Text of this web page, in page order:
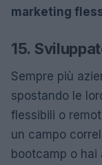
marketing
15.
Sempre più
spostando le
flessibili o
un campo
bootcamp o hai